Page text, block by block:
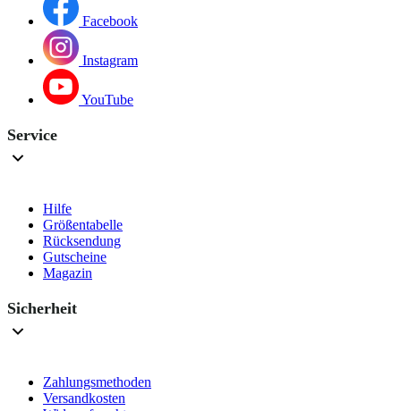
Facebook
Instagram
YouTube
Service
Hilfe
Größentabelle
Rücksendung
Gutscheine
Magazin
Sicherheit
Zahlungsmethoden
Versandkosten